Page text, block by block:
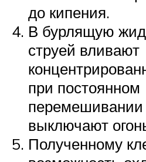
до кипения.
В бурлящую
струей вливают
при постоянном
перемешивании
выключают
Полученному